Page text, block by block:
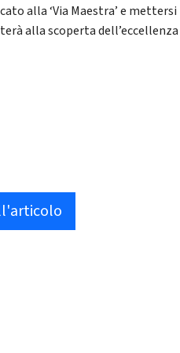
alla ‘Via Maestra’ e
alla scoperta dell’eccellenza